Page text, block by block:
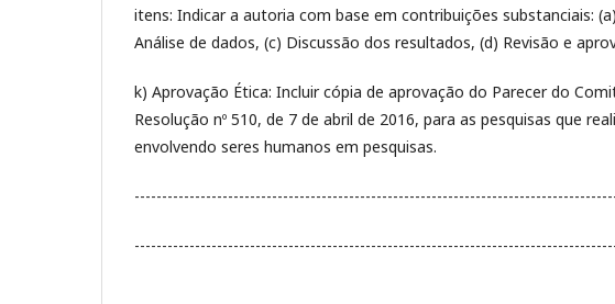
itens: Indicar a autoria com base em contribuições substanciais:
Análise de dados, (c) Discussão dos resultados, (d) Revisão e
k) Aprovação Ética: Incluir cópia de aprovação do Parecer do
Resolução nº 510, de 7 de abril de 2016, para as pesquisas que
envolvendo seres humanos em pesquisas.